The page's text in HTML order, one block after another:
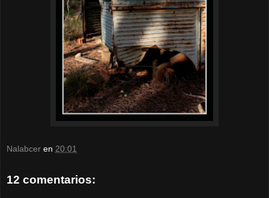
Nalabcer en 20:01
12 comentarios: